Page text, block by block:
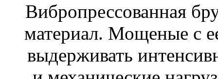
Вибропрессованная
материал. Мощеные с
выдерживать